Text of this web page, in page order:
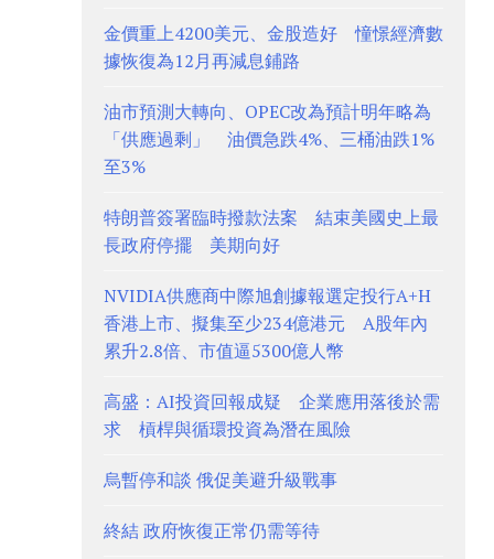
金價重上4200美元、金股造好 憧憬經濟數
據恢復為12月再減息鋪路
油市預測大轉向、OPEC改為預計明年略為
「供應過剩」 油價急跌4%、三桶油跌1%
至3%
特朗普簽署臨時撥款法案 結束美國史上最
長政府停擺 美期向好
NVIDIA供應商中際旭創據報選定投行A+H
香港上市、擬集至少234億港元 A股年內
累升2.8倍、市值逼5300億人幣
高盛：AI投資回報成疑 企業應用落後於需
求 槓桿與循環投資為潛在風險
烏暫停和談 俄促美避升級戰事
終結 政府恢復正常仍需等待